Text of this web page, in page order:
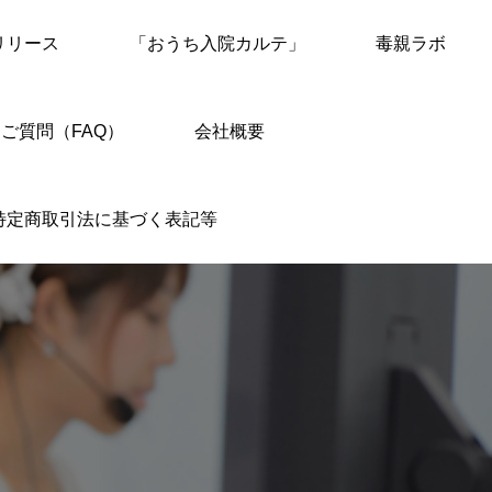
リース 「おうち入院カルテ」 毒親ラボ
質問（FAQ） 会社概要
定商取引法に基づく表記等